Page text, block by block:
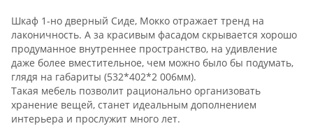
Шкаф 1-но дверный Сиде, Мокко отражает тренд на
лаконичность. А за красивым фасадом скрывается хорошо
продуманное внутреннее пространство, на удивление
даже более вместительное, чем можно было бы подумать,
глядя на габариты (532*402*2 006мм).
Такая мебель позволит рационально организовать
хранение вещей, станет идеальным дополнением
интерьера и прослужит много лет.